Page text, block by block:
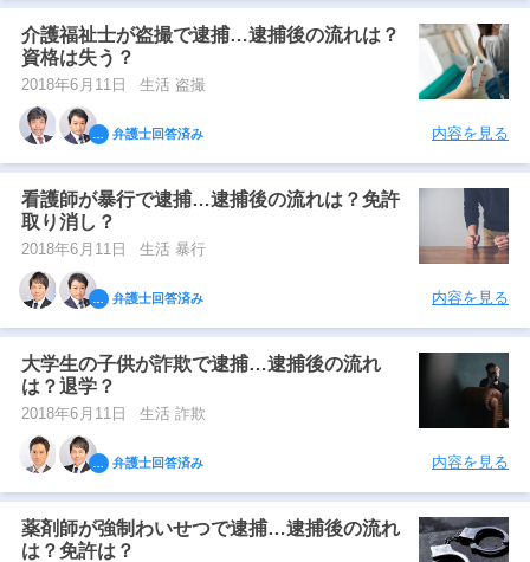
介護福祉士が盗撮で逮捕…逮捕後の流れは？
資格は失う？
2018年6月11日 生活 盗撮
弁護士回答済み 内容を見る
看護師が暴行で逮捕…逮捕後の流れは？免許
取り消し？
2018年6月11日 生活 暴行
弁護士回答済み 内容を見る
大学生の子供が詐欺で逮捕…逮捕後の流れ
は？退学？
2018年6月11日 生活 詐欺
弁護士回答済み 内容を見る
薬剤師が強制わいせつで逮捕…逮捕後の流れ
は？免許は？